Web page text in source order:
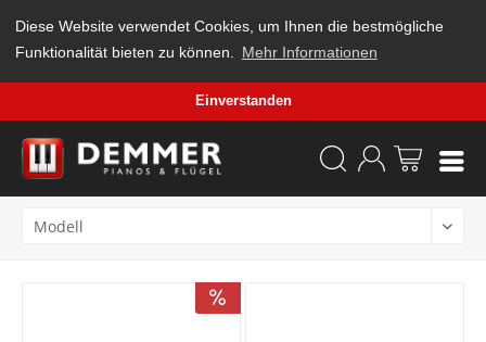
Diese Website verwendet Cookies, um Ihnen die bestmögliche
Funktionalität bieten zu können.
Mehr Informationen
Einverstanden